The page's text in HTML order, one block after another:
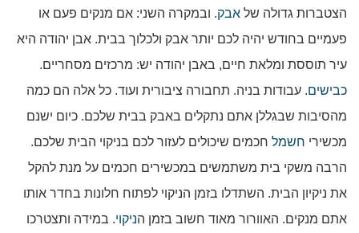
הצטברות גדולה של אבק. ובמקרה השני: אם מנקים פעם או
פעמיים בחודש יהיה לכם יותר אבק ולכלוך בבית. אבן יהודה היא
עיר תוססת ומלאת חיים, באבן יהודה יש: מרכזים מסחריים.
כבישים. עבודות בניה. תחבורה ציבורית ועוד. כל אלה הם כמה
מהסיבות שבגללן אתם נתקלים באבק בבית שלכם. כיום ישנם
מכשירי חשמל חכמים שיכולים לעזור לכם בניקוי הבית שלכם.
הרבה משקי בית משתמשים במכשירים חכמים על מנת להקל
את ניקיון הבית. השתדלו בזמן הניקוי לפתוח חלונות בחדר אותו
אתם מנקים. האוורור מאוד חשוב בזמן הניקוי. במידה ותצטרכו